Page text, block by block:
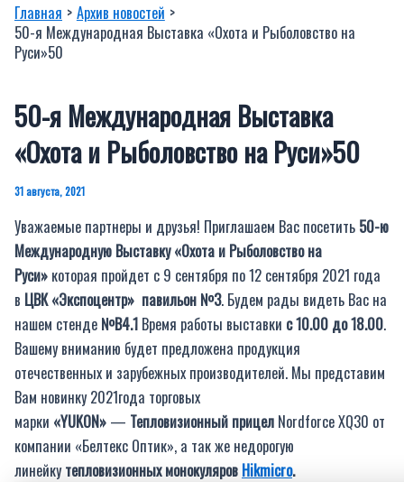
Главная
Архив новостей
50-я Международная Выставка «Охота и Рыболовство на
Руси»50
50-я Международная Выставка
«Охота и Рыболовство на Руси»50
31 августа, 2021
Уважаемые партнеры и друзья! Приглашаем Вас посетить 50-ю
Международную Выставку «Охота и Рыболовство на
Руси» которая пройдет с 9 сентября по 12 сентября 2021 года
в ЦВК «Экспоцентр» павильон №3. Будем рады видеть Вас на
нашем стенде №B4.1 Время работы выставки с 10.00 до 18.00.
Вашему вниманию будет предложена продукция
отечественных и зарубежных производителей. Мы представим
Вам новинку 2021года торговых
марки «YUKON» — Тепловизионный прицел Nordforce XQ30 от
компании «Белтекс Оптик», а так же недорогую
линейкутепловизионных монокуляров Hikmicro.